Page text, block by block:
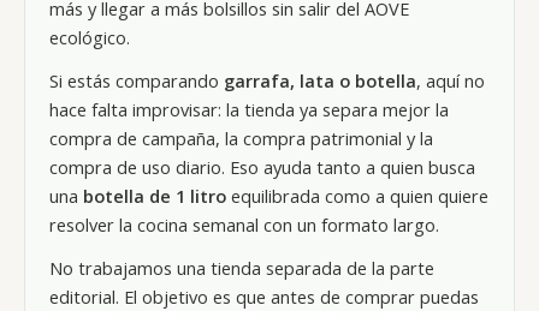
más y llegar a más bolsillos sin salir del AOVE
ecológico.
Si estás comparando garrafa, lata o botella, aquí no
hace falta improvisar: la tienda ya separa mejor la
compra de campaña, la compra patrimonial y la
compra de uso diario. Eso ayuda tanto a quien busca
una botella de 1 litro equilibrada como a quien quiere
resolver la cocina semanal con un formato largo.
No trabajamos una tienda separada de la parte
editorial. El objetivo es que antes de comprar puedas